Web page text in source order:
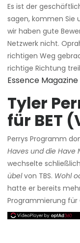
Es ist der
sagen, kommen Sie
wir haben gute
Netzwerk nicht.
richtigen Weg
richtige Richtung
Essence Magazine
Tyler
für BET
Perrys Programm
Haves und die Have
wechselte
übelvon TBS. Wohl
hatte er bereits
Programmierung für